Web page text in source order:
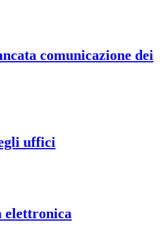
comunicazione dei
uffici
elettronica